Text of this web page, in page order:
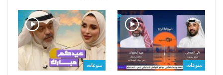
منوعات منوعات